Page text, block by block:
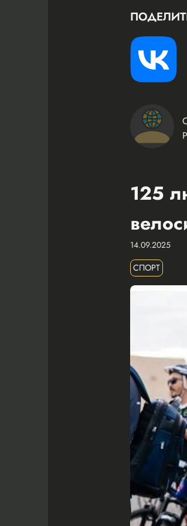
125
14.09.2025
СПОРТ